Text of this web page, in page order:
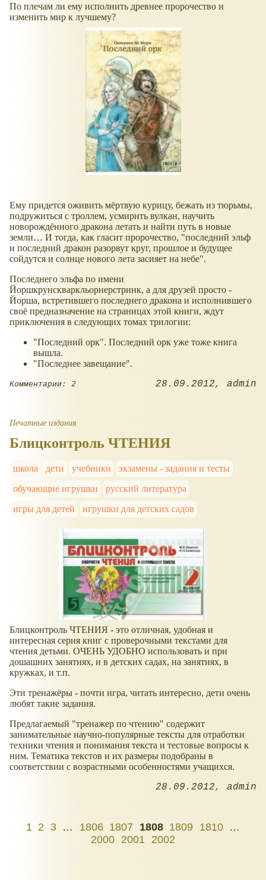
По плечам ли ему исполнить древнее пророчество и
изменить мир к лучшему?
Ему придется оживить мёртвую курицу, бежать из тюрьмы,
подружиться с троллем, усмирить вулкан, научить
новорождённого дракона летать и найти путь в новые
земли… И тогда, как гласит пророчество, "последний эльф
и последний дракон разорвут круг, прошлое и будущее
сойдутся и солнце нового лета засияет на небе".
Последнего эльфа по имени
Йоршкрунскваркльорнерстринк, а для друзей просто -
Йорша, встретившего последнего дракона и исполнившего
своё предназначение на страницах этой книги, ждут
приключения в следующих томах трилогии:
"Последний орк". Последний орк уже тоже книга
вышла.
"Последнее завещание".
Комментарии: 2 28.09.2012 admin
Печатные издания
Блицконтроль ЧТЕНИЯ
школа дети учебники
экзамены - задания и тесты
обучающие игрушки
русский литература
игры для детей
игрушки для детских садов
Блицконтроль ЧТЕНИЯ - это отличная, удобная и
интересная серия книг с проверочными текстами для
чтения детьми. ОЧЕНЬ УДОБНО использовать и при
дошашних занятиях, и в детских садах, на занятиях, в
кружках, и т.п.
Эти тренажёры - почти игра, читать интересно, дети очень
любят такие задания.
Предлагаемый "тренажер по чтению" содержит
занимательные научно-популярные тексты для отработки
техники чтения и понимания текста и тестовые вопросы к
ним. Тематика текстов и их размеры подобраны в
соответствии с возрастными особенностями учащихся.
28.09.2012 admin
1 2 3 … 1806 1807 1808 1809 1810
…
2000 2001 2002